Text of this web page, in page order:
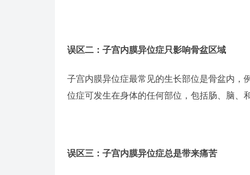
误区二：子宫内膜异位症只影响骨盆区域
子宫内膜异位症最常见的生长部位是骨盆内，
位症可发生在身体的任何部位，包括肠、脑、和
误区三：子宫内膜异位症总是带来痛苦